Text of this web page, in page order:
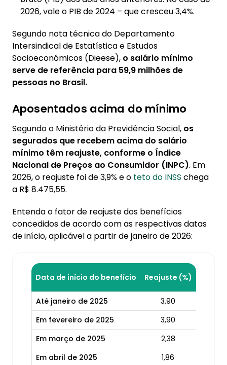
2026, vale o PIB de 2024 – que cresceu 3,4%.
Segundo nota técnica do Departamento
Intersindical de Estatística e Estudos
Socioeconômicos (Dieese), o salário mínimo
serve de referência para 59,9 milhões de
pessoas no Brasil.
Aposentados acima do mínimo
Segundo o Ministério da Previdência Social, os
segurados que recebem acima do salário
mínimo têm reajuste, conforme o Índice
Nacional de Preços ao Consumidor (INPC). Em
2026, o reajuste foi de 3,9% e o teto do INSS chega
a R$ 8.475,55.
Entenda o fator de reajuste dos benefícios
concedidos de acordo com as respectivas datas
de início, aplicável a partir de janeiro de 2026:
Data de início do benefício Reajuste (%)
Até janeiro de 2025
3,90
Em fevereiro de 2025
3,90
Em março de 2025
2,38
Em abril de 2025
1,86